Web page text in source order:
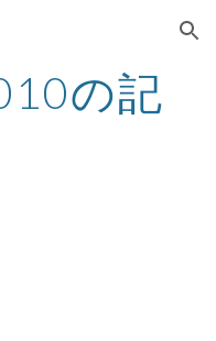
Skip to navigation
の記